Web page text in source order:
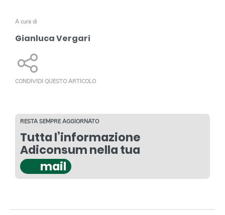
A cura di
Gianluca Vergari
CONDIVIDI QUESTO ARTICOLO
RESTA SEMPRE AGGIORNATO
Tutta l’informazione
Adiconsum nella tua
mail